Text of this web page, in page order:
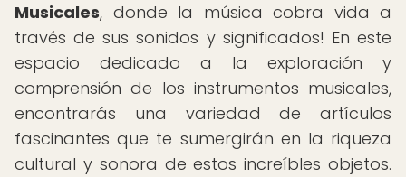
Musicales, donde la música cobra vida a
través de sus sonidos y significados! En este
espacio dedicado a la exploración y
comprensión de los instrumentos musicales,
encontrarás una variedad de artículos
fascinantes que te sumergirán en la riqueza
cultural y sonora de estos increíbles objetos.